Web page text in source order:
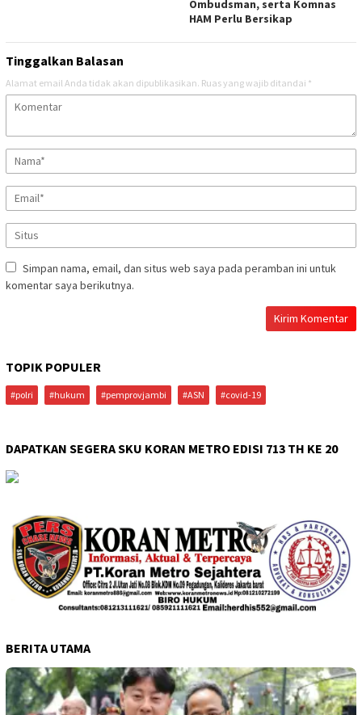
Ombudsman, serta Komnas
HAM Perlu Bersikap
Tinggalkan Balasan
Alamat email Anda tidak akan dipublikasikan. Ruas yang wajib ditandai *
Simpan nama, email, dan situs web saya pada peramban ini untuk
komentar saya berikutnya.
TOPIK POPULER
#polri #hukum #pemprovjambi #ASN #covid-19
DAPATKAN SEGERA SKU KORAN METRO EDISI 713 TH KE 20
BERITA UTAMA